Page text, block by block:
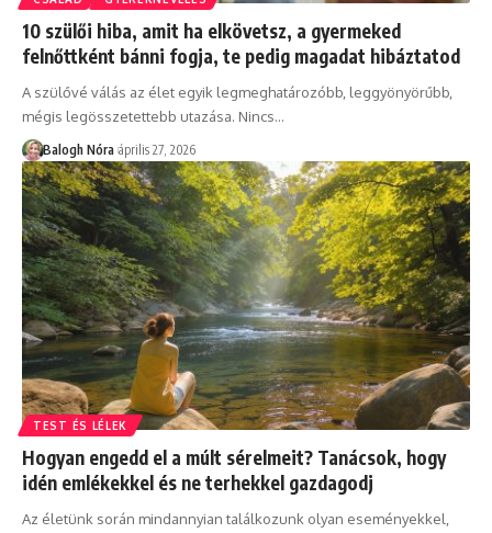
10 szülői hiba, amit ha elkövetsz, a gyermeked
felnőttként bánni fogja, te pedig magadat hibáztatod
A szülővé válás az élet egyik legmeghatározóbb, leggyönyörűbb,
mégis legösszetettebb utazása. Nincs…
Balogh Nóra április 27, 2026
TEST ÉS LÉLEK
Hogyan engedd el a múlt sérelmeit? Tanácsok, hogy
idén emlékekkel és ne terhekkel gazdagodj
Az életünk során mindannyian találkozunk olyan eseményekkel,